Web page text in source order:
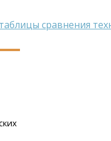
таблицы сравнения